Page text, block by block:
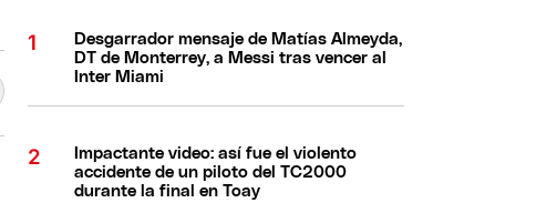
Desgarrador mensaje de Matías Almeyda,
DT de Monterrey, a Messi tras vencer al
Inter Miami
Impactante video: así fue el violento
accidente de un piloto del TC2000
durante la final en Toay